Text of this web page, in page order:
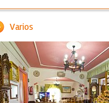
Varios